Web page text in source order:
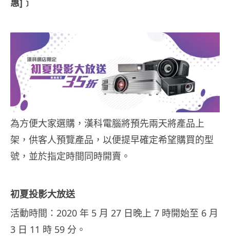
惠]﹞
為方便大家選購，漢科電腦將預先兩天將產品上
架，供客人預覽產品，以便提早確定希望購買的型
號，並於指定時間同時開賣。
初夏投影大放送
活動時間：2020 年 5 月 27 日晚上 7 時開始至 6 月
3 日 11 時 59 分。